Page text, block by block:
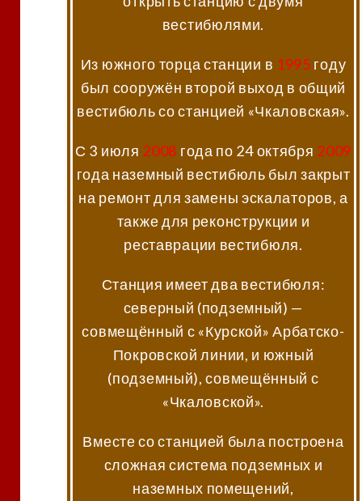
вестибюлями.
Из южного торца станции в 1995 году
был сооружён второй выход в общий
вестибюль со станцией «Чкаловская».
С 3 июля 2008 года по 24 октября 2009
года наземный вестибюль был закрыт
на ремонт для замены эскалаторов, а
также для реконструкции и
реставрации вестибюля.
Станция имеет два вестибюля:
северный (подземный) —
совмещённый с «Курской» Арбатско-
Покровской линии, и южный
(подземный), совмещённый с
«Чкаловской».
Вместе со станцией была построена
сложная система подземных и
наземных помещений,